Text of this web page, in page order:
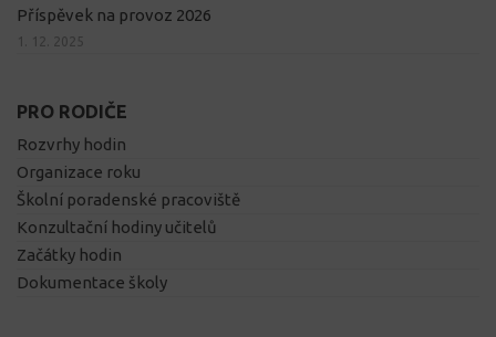
Příspěvek na provoz 2026
1. 12. 2025
PRO RODIČE
Rozvrhy hodin
Organizace roku
Školní poradenské pracoviště
Konzultační hodiny učitelů
Začátky hodin
Dokumentace školy